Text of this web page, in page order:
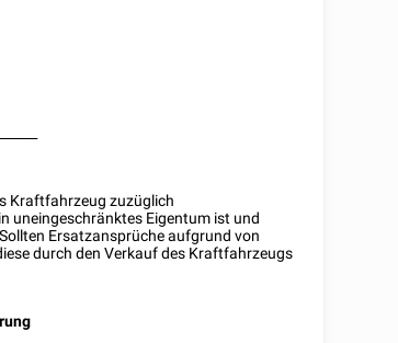
Kraftfahrzeug zuzüglich
uneingeschränktes Eigentum ist und
Ersatzansprüche aufgrund von
durch den Verkauf des Kraftfahrzeugs